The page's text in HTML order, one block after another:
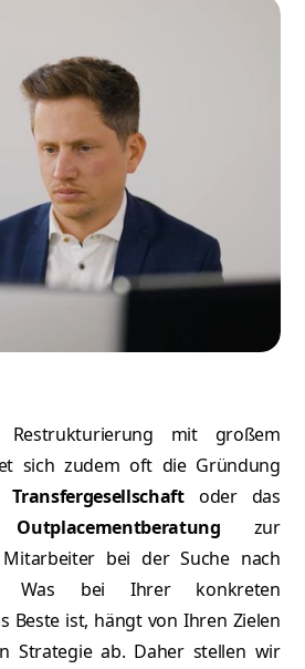
mit großem
sich zudem oft die Gründung
Transfergesellschaftoder das
zur
bei der Suche nach
Was bei Ihrer konkreten
Beste ist, hängt von Ihren Zielen
Strategie ab. Daher stellen wir